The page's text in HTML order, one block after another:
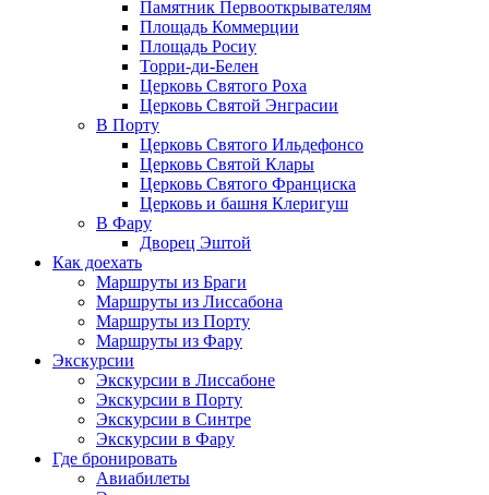
Памятник Первооткрывателям
Площадь Коммерции
Площадь Росиу
Торри-ди-Белен
Церковь Святого Роха
Церковь Святой Энграсии
В Порту
Церковь Святого Ильдефонсо
Церковь Святой Клары
Церковь Святого Франциска
Церковь и башня Клеригуш
В Фару
Дворец Эштой
Как доехать
Маршруты из Браги
Маршруты из Лиссабона
Маршруты из Порту
Маршруты из Фару
Экскурсии
Экскурсии в Лиссабоне
Экскурсии в Порту
Экскурсии в Синтре
Экскурсии в Фару
Где бронировать
Авиабилеты